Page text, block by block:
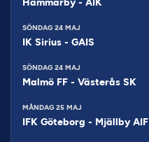
Hammarby- AIK
SÖNDAG 24 MAJ
IK Sirius - GAIS
SÖNDAG 24 MAJ
Malmö FF - Västerås SK
MÅNDAG 25 MAJ
IFK Göteborg - Mjällby AIF